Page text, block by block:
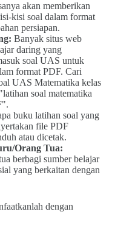
akan memberikan
kisi soal dalam format
persiapan.
Banyak situs web
daring yang
soal UAS untuk
format PDF. Cari
UAS Matematika kelas
soal matematika
buku latihan soal yang
file PDF
atau dicetak.
Orang Tua:
berbagi sumber belajar
yang berkaitan dengan
dengan